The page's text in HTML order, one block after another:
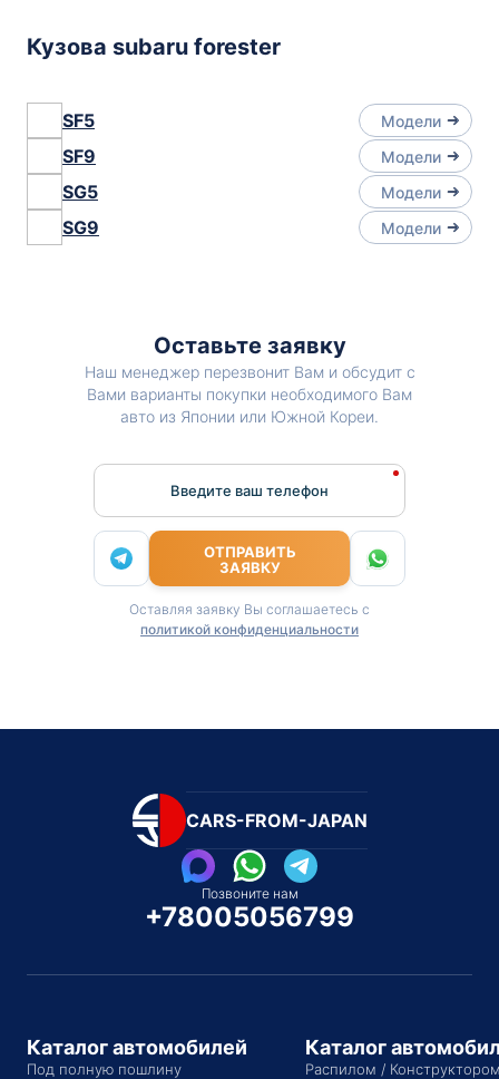
Кузова subaru forester
SF5 Модели
SF9 Модели
SG5 Модели
SG9 Модели
Оставьте заявку
Наш менеджер перезвонит Вам и обсудит с
Вами варианты покупки необходимого Вам
авто из Японии или Южной Кореи.
Введите ваш телефон
ОТПРАВИТЬ
ЗАЯВКУ
Оставляя заявку Вы соглашаетесь с
политикой конфиденциальности
CARS-FROM-JAPAN
Позвоните нам
+78005056799
Каталог автомобилей
Под полную пошлину
Каталог
Распилом /